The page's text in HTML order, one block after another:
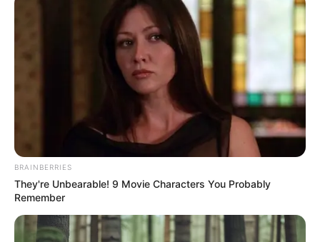
BRAINBERRIES
They're Unbearable! 9 Movie Characters You Probably
Remember